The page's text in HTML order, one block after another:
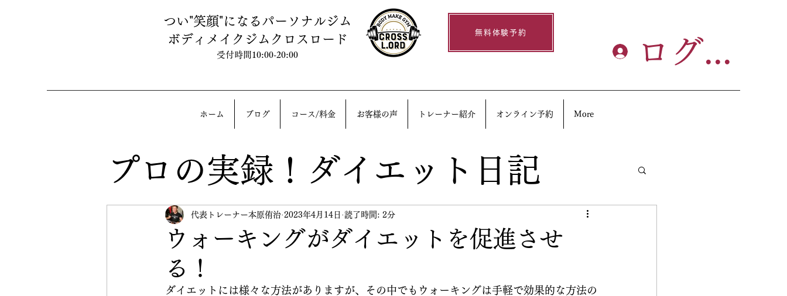
つい"笑顔"になるパーソナルジム
ボディメイクジムクロスロード
受付時間10:00-20:00
無料体験予約
ログイン
ホーム ブログ コース/料金 お客様の声 トレーナー紹介 オンライン予約 More
プロの実録！ダイエット日記
ウォーキングがダイエットを促進させ
る！
代表トレーナー本原侑治 2023年4月14日 読了時間: 2分
ダイエットには様々な方法がありますが、その中でもウォーキングは手軽で効果的な方法の